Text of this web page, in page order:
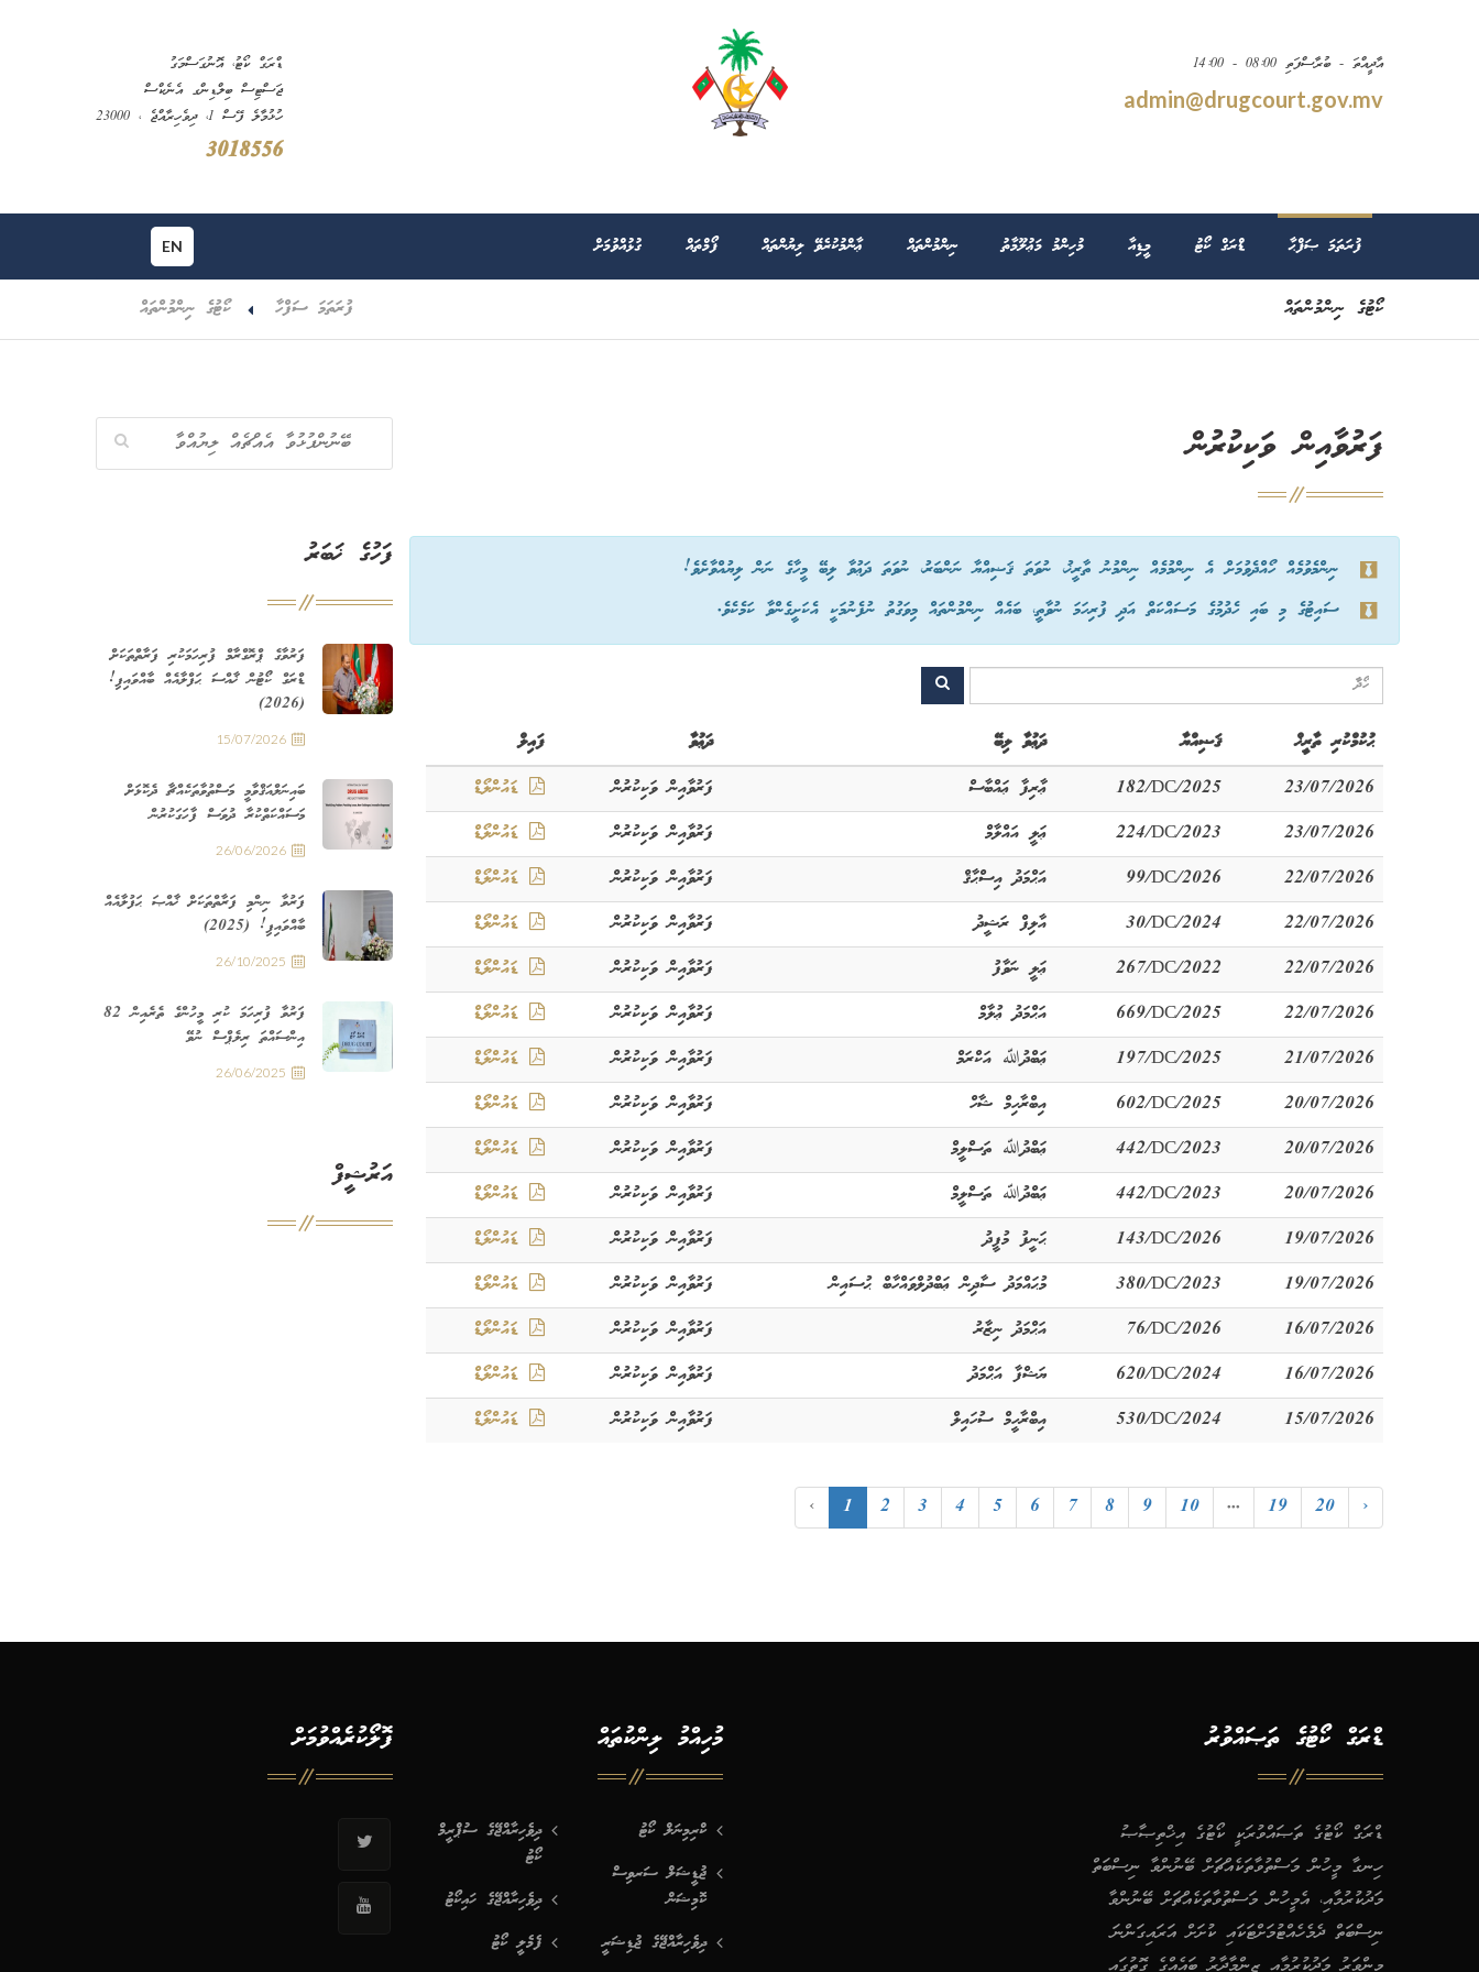
ޑްރަގް ކޯޓު، އޮނުގަސްމަގު
ޖަސްޓިސް ބިލްޑިންގ އެނެކްސް
ހުޅުމާލެ ފޭސް 1، ދިވެހިރާއްޖެ ، 23000
3018556
އާދީއްތަ - ބުރާސްފަތި 08:00 - 14:00
admin@drugcourt.gov.mv
ފުރަތަމަ ޞަފްޙާ ޑްރަގް ކޯޓު މީޑިއާ މުހިންމު މަޢުލޫމާތު ނިންމުންތައް ޢާންމުކުރެވޭ ލިޔުންތައް ފޯމްތައް ގުޅުއްވުމަށް EN
ކޯޓުގެ ނިންމުންތައް ފުރަތަމަ ސަފްހާ ކޯޓުގެ ނިންމުންތައް
ފަރުވާއިން ވަކިކުރުން
ނިންމެވުމެއް ހޯއްދެވުމަށް އެ ނިންމުމެއް ނިންމުނު ތާރީޚު، ނުވަތަ ޤަޟިއްޔާ ނަންބަރު، ނުވަތަ ދަޢުވާ ލިބޭ މީހާގެ ނަން ލިޔުއްވާށެވެ!
ސައިޓުގެ މި ބައި ހެދުމުގެ މަސައްކަތް އަދި ފުރިހަމަ ނުވާތީ، ބައެއް ނިންމުންތައް މިވަގުތު ނުފެނުމަކީ އެކަށީގެންވާ ކަމެކެވެ.
ޙުކުމްކުރި ތާރީޚް ޤަޟިއްޔާ ދަޢުވާ ލިބޭ ދަޢުވާ
ފައިލް
23/07/2026
182/DC/2025 ޢާރިފާ ޢައްބާސް ފަރުވާއިން ވަކިކުރުން
ޑައުންލޯޑް
23/07/2026
224/DC/2023 ޢަލީ އައްލާމް ފަރުވާއިން ވަކިކުރުން
ޑައުންލޯޑް
22/07/2026
99/DC/2026 އަޙްމަދު އިސްޙާޤް ފަރުވާއިން ވަކިކުރުން
ޑައުންލޯޑް
22/07/2026
30/DC/2024 އާލިފް ރަޝީދު ފަރުވާއިން ވަކިކުރުން
ޑައުންލޯޑް
22/07/2026
267/DC/2022 ޢަލީ ނަވާފު ފަރުވާއިން ވަކިކުރުން
ޑައުންލޯޑް
22/07/2026
669/DC/2025 އަޙްމަދު ޢުލާމް ފަރުވާއިން ވަކިކުރުން
ޑައުންލޯޑް
21/07/2026
197/DC/2025 ޢަބްދުﷲ އަކްރަމް ފަރުވާއިން ވަކިކުރުން
ޑައުންލޯޑް
20/07/2026
602/DC/2025 އިބްރާހިމް ޝާހް ފަރުވާއިން ވަކިކުރުން
ޑައުންލޯޑް
20/07/2026
442/DC/2023 ޢަބްދުﷲ ތަސްލީމް ފަރުވާއިން ވަކިކުރުން
ޑައުންލޯޑް
20/07/2026
442/DC/2023 ޢަބްދުﷲ ތަސްލީމް ފަރުވާއިން ވަކިކުރުން
ޑައުންލޯޑް
19/07/2026
143/DC/2026 ޙަނީފު މުފީދު ފަރުވާއިން ވަކިކުރުން
ޑައުންލޯޑް
19/07/2026
380/DC/2023 މުޙައްމަދު ސާދިން ޢަބްދުލްވައްހާބް ޙުސައިން ފަރުވާއިން ވަކިކުރުން
ޑައުންލޯޑް
16/07/2026
76/DC/2026 އަޙްމަދު ނިޒާރު ފަރުވާއިން ވަކިކުރުން
ޑައުންލޯޑް
16/07/2026
620/DC/2024 ޔަޝްފާ އަޙްމަދު ފަރުވާއިން ވަކިކުރުން
ޑައުންލޯޑް
15/07/2026
530/DC/2024 އިބްރާހީމް ސުހައިލް ފަރުވާއިން ވަކިކުރުން ޑައުންލޯޑް
‹ 1 2 3 4 5 6 7 8 9 10 ... 19 20 ›
ފަހުގެ ޚަބަރު
ފަރުވާގެ ޕްރޮގްރާމް ފުރިހަމަކުރި ފަރާތްތަކަށް
ޑްރަގް ކޯޓުން ޚާއްސަ ޙަފްލާއެއް ބާއްވައިފި!
(2026)
15/07/2026
ބައިނަލްއަޤްވާމީ މަސްތުވާތަކެއްޗާ ދެކޮޅަށް
މަސައްކަތްކުރާ ދުވަސް ފާހަގަކުރުން
26/06/2026
ފަރުވާ ނިންމި ފަރާތްތަކަށް ޚާއްޞަ ޙަފުލާއެއް
ބާއްވައިފި! (2025)
26/10/2025
ފަރުވާ ފުރިހަމަ ކުރި މީހުންގެ ތެރެއިން 82
އިންސައްތަ ރިލެޕްސް ނުވޭ
26/06/2025
އަރުޝީފް
ޑްރަގް ކޯޓުގެ ތަޞައްވުރު
ޑްރަގް ކޯޓުގެ ތަޞައްވުރަކީ ކޯޓުގެ އިޚްތިޞާޞު
ހިނގާ މީހުން މަސްތުވާތަކެއްޗަށް ބޭނުންވާ ނިސްބަތް
މަދުކުރުމާއި، އެމީހުން މަސްތުވާތަކެއްޗަށް ބޭނުންވާ
ނިސްބަތް ދެމެހެއްޓުމަށްޓަކައި ކުށަށް އަރައިގަންނަ
މިންވަރު މަދުކުރުމާއި ޒިންމާދާރު ބައެއްގެ ގޮތުގައި
ފޮލޯކުރެއްވުމަށް މުހިއްމު ލިންކުތައް
ދިވެހިރާއްޖޭގެ ސުޕްރީމް
ކޯޓު
ދިވެހިރާއްޖޭގެ ހައިކޯޓު
ފެމެލީ ކޯޓު
ކްރިމިނަލް ކޯޓު
ޖުޑީޝަލް ސަރވިސް
ކޮމިޝަން
ދިވެހިރާއްޖޭގެ ޖުޑިޝަރީ